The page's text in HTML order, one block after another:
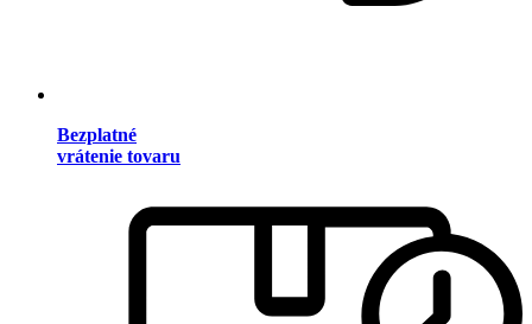
Bezplatné
vrátenie tovaru